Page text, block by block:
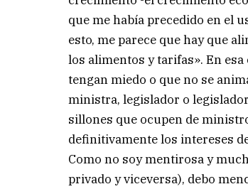
que me había precedido en el
esto, me parece que hay que
los alimentos y tarifas». En
tengan miedo o que no se
ministra, legislador o
sillones que ocupen de
definitivamente los intereses
Como no soy mentirosa y
privado y viceversa), debo